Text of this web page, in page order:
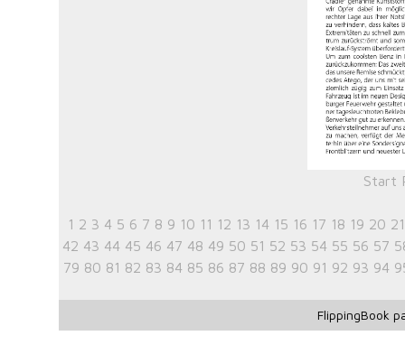
Start
1 2 3 4 5 6 7 8 9 10 11 12 13 14 15 16 17 18 19 20 21
42 43 44 45 46 47 48 49 50 51 52 53 54 55 56 57
79 80 81 82 83 84 85 86 87 88 89 90 91 92 93 94
FlippingBook